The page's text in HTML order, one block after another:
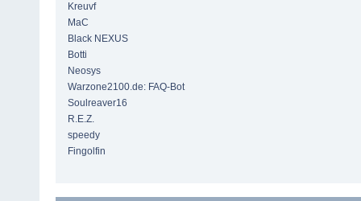
Kreuvf
MaC
Black NEXUS
Botti
Neosys
Warzone2100.de: FAQ-Bot
Soulreaver16
R.E.Z.
speedy
Fingolfin